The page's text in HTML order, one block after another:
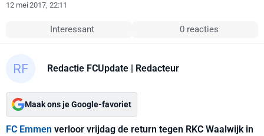
12 mei 2017, 22:11
Interessant 0 reacties
Redactie FCUpdate | Redacteur
Maak ons je Google-favoriet
FC Emmen verloor vrijdag de return tegen RKC Waalwijk in